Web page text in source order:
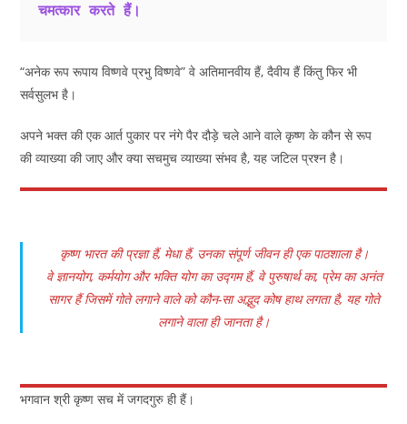
चमत्कार करते हैं।
“अनेक रूप रूपाय विष्णवे प्रभु विष्णवे” वे अतिमानवीय हैं, दैवीय हैं किंतु फिर भी
सर्वसुलभ है।
अपने भक्त की एक आर्त पुकार पर नंगे पैर दौड़े चले आने वाले कृष्ण के कौन से रूप
की व्याख्या की जाए और क्या सचमुच व्याख्या संभव है, यह जटिल प्रश्न है।
कृष्ण भारत की प्रज्ञा हैं, मेधा हैं, उनका संपूर्ण जीवन ही एक पाठशाला है।
वे ज्ञानयोग, कर्मयोग और भक्ति योग का उद्गम हैं, वे पुरुषार्थ का, प्रेम का अनंत
सागर हैं जिसमें गोते लगाने वाले को कौन-सा अद्भुद कोष हाथ लगता है, यह गोते
लगाने वाला ही जानता है।
भगवान श्री कृष्ण सच में जगदगुरु ही हैं।